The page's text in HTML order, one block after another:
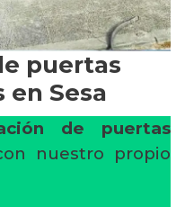
puertas
en Sesa
de puertas
nuestro propio